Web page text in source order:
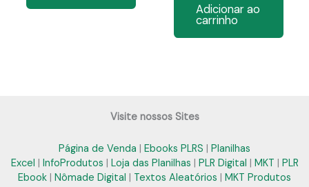
Adicionar ao
carrinho
Visite nossos Sites
Página de Venda | Ebooks PLRS | Planilhas
Excel | InfoProdutos | Loja das Planilhas | PLR Digital | MKT | PLR
Ebook | Nômade Digital | Textos Aleatórios | MKT Produtos